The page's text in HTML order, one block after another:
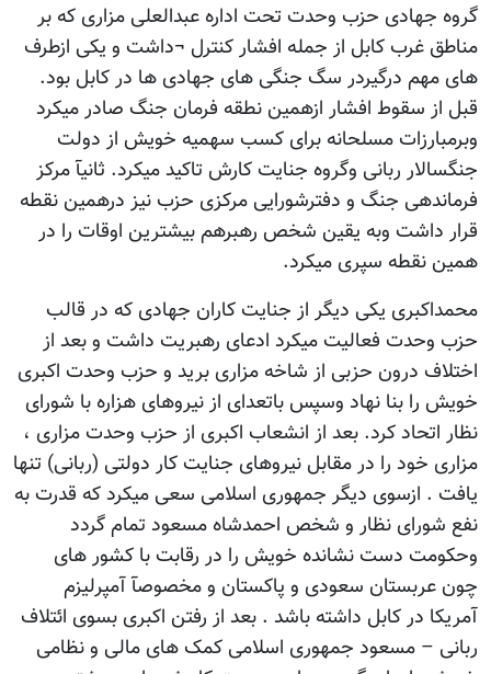
گروه جهادی حزب وحدت تحت اداره عبدالعلی مزاری که بر
مناطق غرب کابل از جمله افشار کنترل ¬داشت و یکی ازطرف
های مهم درگیردر سگ جنگی های جهادی ها در کابل بود.
قبل از سقوط افشار ازهمین نطقه فرمان جنگ صادر میکرد
وبرمبارزات مسلحانه برای کسب سهمیه خویش از دولت
جنگسالار ربانی وگروه جنایت کارش تاکید میکرد. ثانیآ مرکز
فرماندهی جنگ و دفترشورایی مرکزی حزب نیز درهمین نقطه
قرار داشت وبه یقین شخص رهبرهم بیشترین اوقات را در
همین نقطه سپری میکرد.
محمداکبری یکی دیگر از جنایت کاران جهادی که در قالب
حزب وحدت فعالیت میکرد ادعای رهبریت داشت و بعد از
اختلاف درون حزبی از شاخه مزاری برید و حزب وحدت اکبری
خویش را بنا نهاد وسپس باتعدای از نیروهای هزاره با شورای
نظار اتحاد کرد. بعد از انشعاب اکبری از حزب وحدت مزاری ،
مزاری خود را در مقابل نیروهای جنایت کار دولتی (ربانی) تنها
یافت . ازسوی دیگر جمهوری اسلامی سعی میکرد که قدرت به
نفع شورای نظار و شخص احمدشاه مسعود تمام گردد
وحکومت دست نشانده خویش را در رقابت با کشور های
چون عربستان سعودی و پاکستان و مخصوصآ آمپرلیزم
آمریکا در کابل داشته باشد . بعد از رفتن اکبری بسوی ائتلاف
ربانی – مسعود جمهوری اسلامی کمک های مالی و نظامی